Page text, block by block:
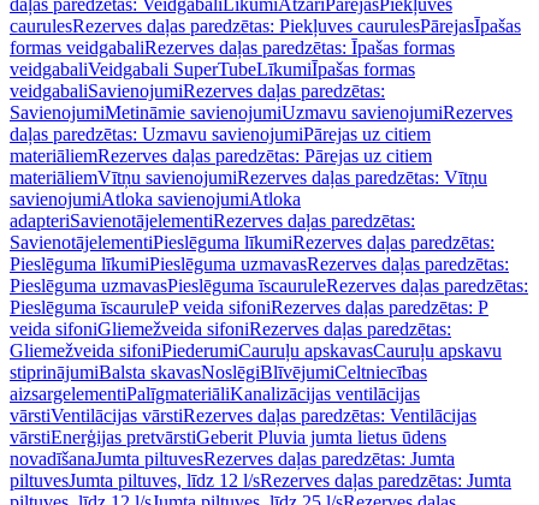
daļas paredzētas: Veidgabali LīkumiAtzari PārejasPiekļuves
caurulesRezerves daļas paredzētas: Piekļuves caurulesPārejasĪpašas
formas veidgabaliRezerves daļas paredzētas: Īpašas formas
veidgabaliVeidgabali SuperTubeLīkumiĪpašas formas
veidgabaliSavienojumiRezerves daļas paredzētas:
SavienojumiMetināmie savienojumiUzmavu savienojumiRezerves
daļas paredzētas: Uzmavu savienojumiPārejas uz citiem
materiāliemRezerves daļas paredzētas: Pārejas uz citiem
materiāliemVītņu savienojumiRezerves daļas paredzētas: Vītņu
savienojumiAtloka savienojumiAtloka
adapteriSavienotājelementiRezerves daļas paredzētas:
SavienotājelementiPieslēguma līkumiRezerves daļas paredzētas:
Pieslēguma līkumiPieslēguma uzmavasRezerves daļas paredzētas:
Pieslēguma uzmavasPieslēguma īscauruleRezerves daļas paredzētas:
Pieslēguma īscauruleP veida sifoniRezerves daļas paredzētas: P
veida sifoniGliemežveida sifoniRezerves daļas paredzētas:
Gliemežveida sifoniPiederumiCauruļu apskavasCauruļu apskavu
stiprinājumiBalsta skavasNoslēgiBlīvējumiCeltniecības
aizsargelementiPalīgmateriāliKanalizācijas ventilācijas
vārstiVentilācijas vārstiRezerves daļas paredzētas: Ventilācijas
vārstiEnerģijas pretvārstiGeberit Pluvia jumta lietus ūdens
novadīšanaJumta piltuvesRezerves daļas paredzētas: Jumta
piltuvesJumta piltuves, līdz 12 l/sRezerves daļas paredzētas: Jumta